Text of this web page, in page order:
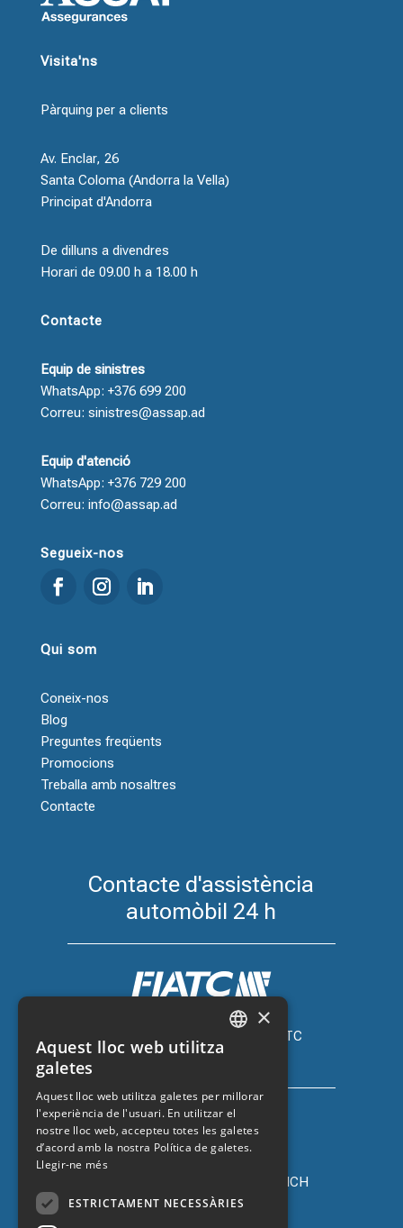
Visita'ns
Pàrquing per a clients
Av. Enclar, 26
Santa Coloma (Andorra la Vella)
Principat d'Andorra
De dilluns a divendres
Horari de 09.00 h a 18.00 h
Contacte
Equip de sinistres
WhatsApp: +376 699 200
Correu: sinistres@assap.ad
Equip d'atenció
WhatsApp: +376 729 200
Correu: info@assap.ad
Segueix-nos
Qui som
Coneix-nos
Blog
Preguntes freqüents
Promocions
Treballa amb nosaltres
Contacte
Contacte d'assistència
automòbil 24 h
Assegurança de cotxe amb FIATC
+34 918 66 98 06
Assegurança de cotxe amb ZURICH
+34 932 67 10 40
ENGLISH
FRENCH
×
Aquest lloc web utilitza
galetes
Aquest lloc web utilitza galetes per millorar
l'experiència de l'usuari. En utilitzar el
nostre lloc web, accepteu totes les galetes
d’acord amb la nostra Política de galetes.
Llegir-ne més
ESTRICTAMENT NECESSÀRIES